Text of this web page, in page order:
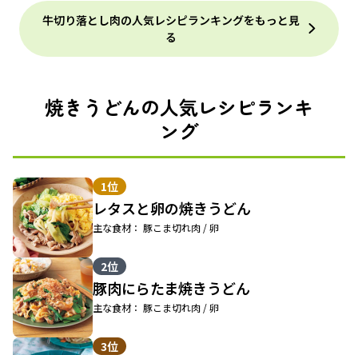
牛切り落とし肉の人気レシピランキングをもっと見
る
焼きうどんの人気レシピランキ
ング
1位
レタスと卵の焼きうどん
主な食材： 豚こま切れ肉 / 卵
2位
豚肉にらたま焼きうどん
主な食材： 豚こま切れ肉 / 卵
3位